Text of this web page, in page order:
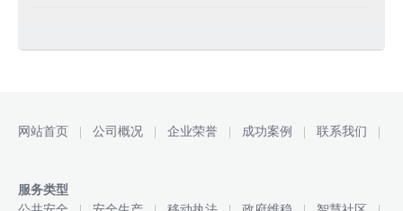
网站首页 公司概况 企业荣誉 成功案例 联系我们
服务类型